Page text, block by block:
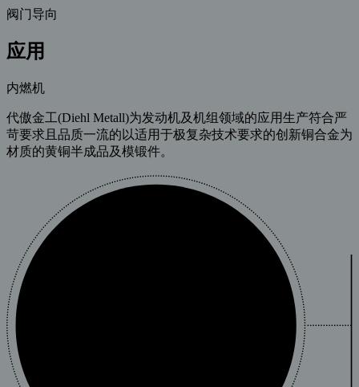
阀门导向
应用
内燃机
代傲金工(Diehl Metall)为发动机及机组领域的应用生产符合严
苛要求且品质一流的以适用于极复杂技术要求的创新铜合金为
材质的黄铜半成品及模锻件。